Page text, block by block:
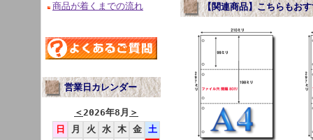
商品が着くまでの流れ
営業日カレンダー
＜2026年8月 ＞
日
月 火 水 木 金
土
【関連商品】こちらもお